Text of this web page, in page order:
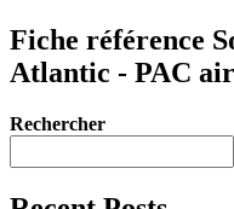
Fiche référence
Atlantic - PAC
Rechercher